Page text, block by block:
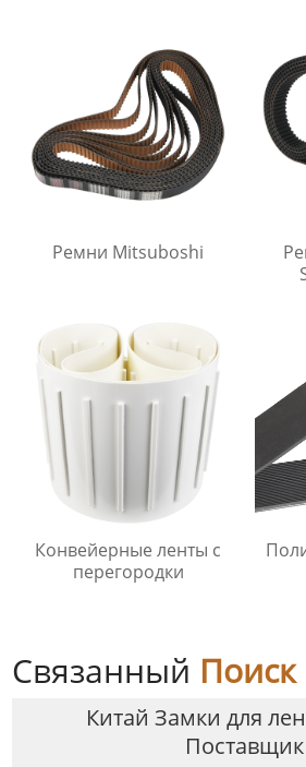
Ремни Mitsuboshi
Конвейерные ленты с
перегородки
Связанный Поиск
Китай Замки для
Поставщик